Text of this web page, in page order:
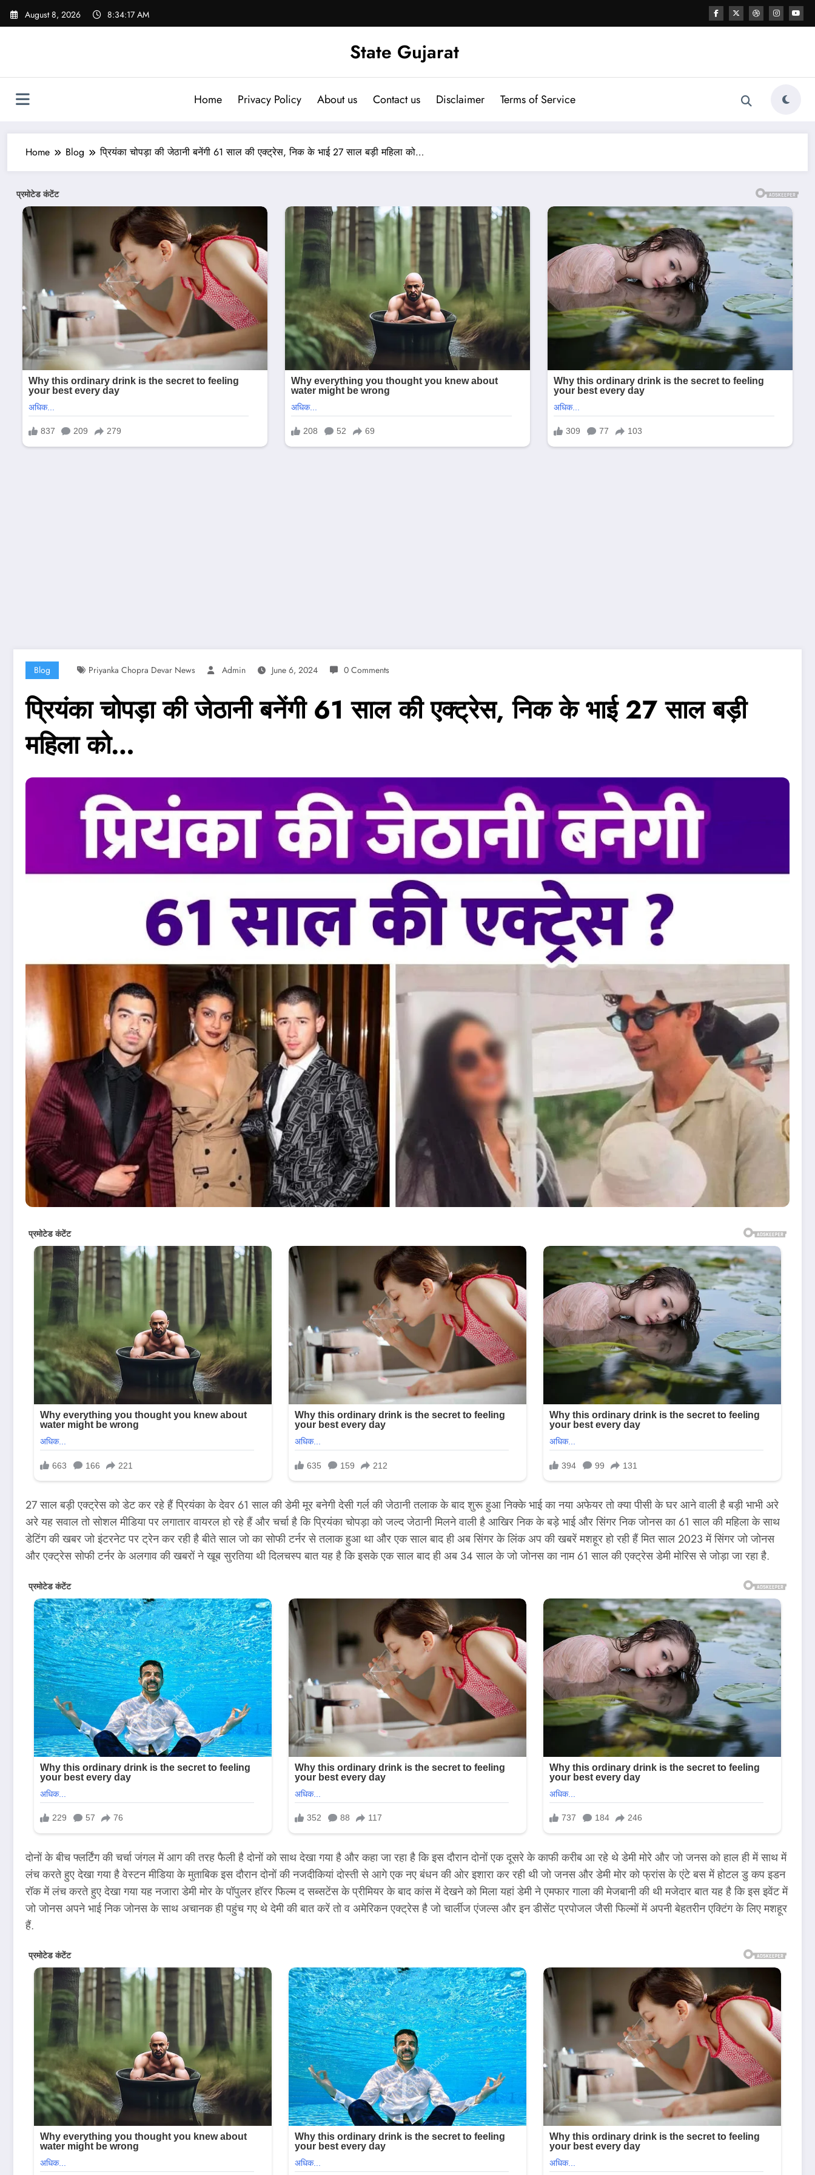
Skip
August 8, 2026 8:34:20 AM
State Gujarat
Home Privacy Policy About us Contact us Disclaimer Terms of Service
Home Blog प्रियंका चोपड़ा की जेठानी बनेंगी 61 साल की एक्ट्रेस, निक के भाई 27 साल बड़ी महिला को…
Blog Priyanka Chopra Devar News Admin June 6, 2024 0 Comments
प्रियंका चोपड़ा की जेठानी बनेंगी 61 साल की एक्ट्रेस, निक के भाई 27 साल बड़ी
महिला को…
27 साल बड़ी एक्ट्रेस को डेट कर रहे हैं प्रियंका के देवर 61 साल की डेमी मूर बनेगी देसी गर्ल की जेठानी तलाक के बाद शुरू हुआ निक्के भाई का नया अफेयर तो क्या पीसी के घर आने वाली है बड़ी भाभी अरे
अरे यह सवाल तो सोशल मीडिया पर लगातार वायरल हो रहे हैं और चर्चा है कि प्रियंका चोपड़ा को जल्द जेठानी मिलने वाली है आखिर निक के बड़े भाई और सिंगर निक जोनस का 61 साल की महिला के साथ
डेटिंग की खबर जो इंटरनेट पर ट्रेन कर रही है बीते साल जो का सोफी टर्नर से तलाक हुआ था और एक साल बाद ही अब सिंगर के लिंक अप की खबरें मशहूर हो रही हैं मित साल 2023 में सिंगर जो जोनस
और एक्ट्रेस सोफी टर्नर के अलगाव की खबरों ने खूब सुरतिया थी दिलचस्प बात यह है कि इसके एक साल बाद ही अब 34 साल के जो जोनस का नाम 61 साल की एक्ट्रेस डेमी मोरिस से जोड़ा जा रहा है.
दोनों के बीच फ्लर्टिंग की चर्चा जंगल में आग की तरह फैली है दोनों को साथ देखा गया है और कहा जा रहा है कि इस दौरान दोनों एक दूसरे के काफी करीब आ रहे थे डेमी मोरे और जो जनस को हाल ही में साथ में
लंच करते हुए देखा गया है वेस्टन मीडिया के मुताबिक इस दौरान दोनों की नजदीकियां दोस्ती से आगे एक नए बंधन की ओर इशारा कर रही थी जो जनस और डेमी मोर को फ्रांस के एंटे बस में होटल डु कप इडन
रॉक में लंच करते हुए देखा गया यह नजारा डेमी मोर के पॉपुलर हॉरर फिल्म द सब्सटेंस के प्रीमियर के बाद कांस में देखने को मिला यहां डेमी ने एमफार गाला की मेजबानी की थी मजेदार बात यह है कि इस इवेंट में
जो जोनस अपने भाई निक जोनस के साथ अचानक ही पहुंच गए थे देमी की बात करें तो व अमेरिकन एक्ट्रेस है जो चार्लीज एंजल्स और इन डीसेंट प्रपोजल जैसी फिल्मों में अपनी बेहतरीन एक्टिंग के लिए मशहूर
हैं.